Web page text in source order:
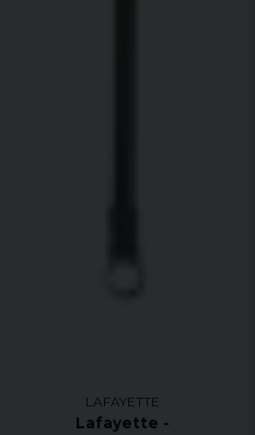
LAFAYETTE
Lafayette -